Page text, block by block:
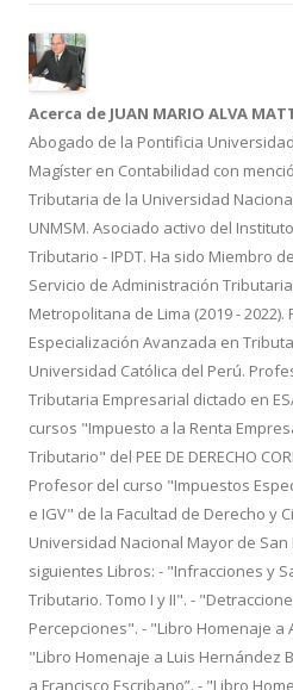
o
k
Acerca de JUAN MARIO ALVA
Abogado de la Pontificia
Magíster en Contabilidad con
Tributaria de la Universidad
UNMSM. Asociado activo del
Tributario - IPDT. Ha sido Miembro
Servicio de Administración
Metropolitana de Lima (2019 -
Especialización Avanzada en
Universidad Católica del Perú.
Tributaria Empresarial dictado en
cursos "Impuesto a la Renta
Tributario" del PEE DE DERECHO
Profesor del curso "Impuestos
e IGV" de la Facultad de Derecho y
Universidad Nacional Mayor de San
siguientes Libros: - "Infracciones y
Tributario. Tomo I y II". -
Percepciones". - "Libro Homenaje a
"Libro Homenaje a Luis Hernández
a Francisco Escribano”. - "Libro